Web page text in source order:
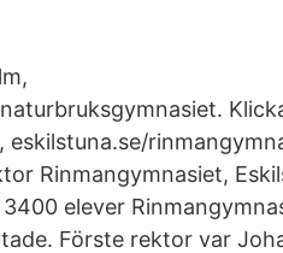
Rinmangymnasiet,
elever
Förste rektor var